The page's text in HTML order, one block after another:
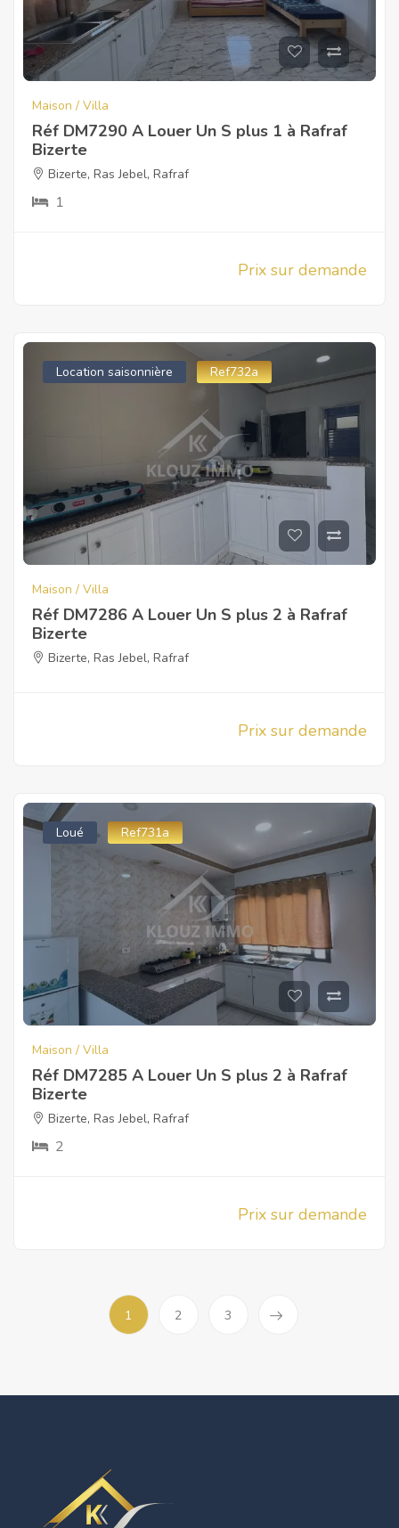
Maison / Villa
Réf DM7290 A Louer Un S plus 1 à Rafraf
Bizerte
Bizerte, Ras Jebel, Rafraf
1
Prix sur demande
Location saisonnière Ref732a
Maison / Villa
Réf DM7286 A Louer Un S plus 2 à Rafraf
Bizerte
Bizerte, Ras Jebel, Rafraf
Prix sur demande
Loué Ref731a
Maison / Villa
Réf DM7285 A Louer Un S plus 2 à Rafraf
Bizerte
Bizerte, Ras Jebel, Rafraf
2
Prix sur demande
1 2 3